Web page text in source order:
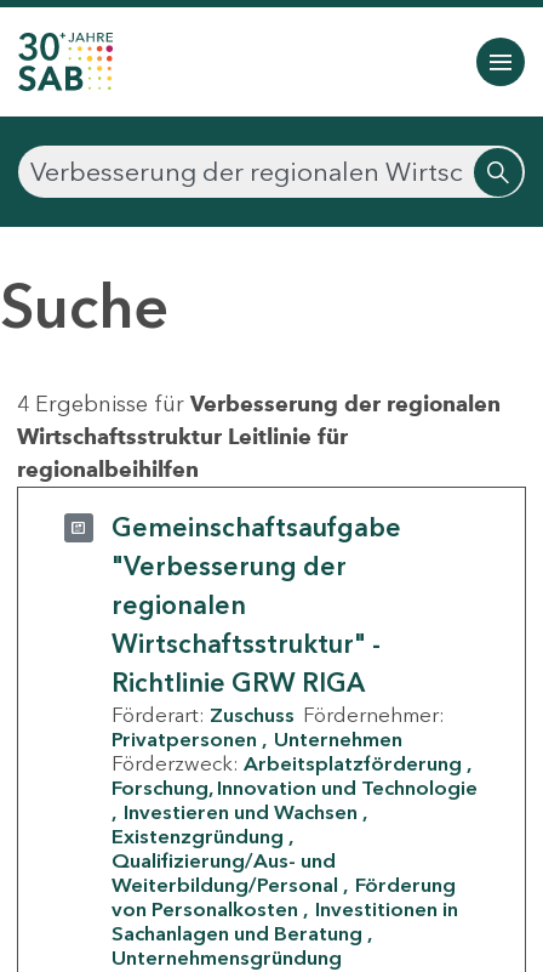
Suche
4 Ergebnisse für Verbesserung der regionalen
Wirtschaftsstruktur Leitlinie für
regionalbeihilfen
Gemeinschaftsaufgabe
"Verbesserung der
regionalen
Wirtschaftsstruktur" -
Richtlinie GRW RIGA
Förderart: Zuschuss Fördernehmer:
Privatpersonen
Unternehmen
Förderzweck: Arbeitsplatzförderung
Forschung, Innovation und Technologie
Investieren und Wachsen
Existenzgründung
Qualifizierung/Aus- und
Weiterbildung/Personal
Förderung
von Personalkosten
Investitionen in
Sachanlagen und Beratung
Unternehmensgründung